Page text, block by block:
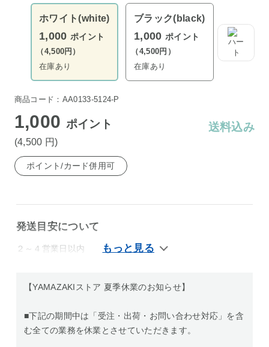
ホワイト(white)
1,000 ポイント
（4,500円）
在庫あり
ブラック(black)
1,000 ポイント
（4,500円）
在庫あり
商品コード：AA0133-5124-P
1,000 ポイント
(4,500 円)
送料込み
ポイント/カード併用可
発送目安について
２～４営業日以内
【YAMAZAKIストア 夏季休業のお知らせ】
■下記の期間中は「受注・出荷・お問い合わせ対応」を含
む全ての業務を休業とさせていただきます。